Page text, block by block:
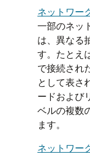
ネットワー
一部のネッ
は、異なる
す。たとえ
で接続され
として表さ
ードおよび
ベルの複数
ます。
ネットワー